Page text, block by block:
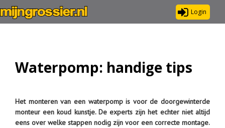
Login
Waterpomp: handige tips
Het monteren van een waterpomp is voor de doorgewinterde
monteur een koud kunstje. De experts zijn het echter niet altijd
eens over welke stappen nodig zijn voor een correcte montage.